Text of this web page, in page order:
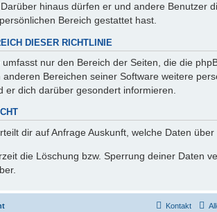
hinaus dürfen er und andere Benutzer
Bereich gestattet hast.
DIESER RICHTLINIE
umfasst nur den Bereich der Seiten, die die
anderen Bereichen seiner Software weitere
er dich darüber gesondert informieren.
dir auf Anfrage Auskunft, welche Daten
die Löschung bzw. Sperrung deiner Daten
Kontakt